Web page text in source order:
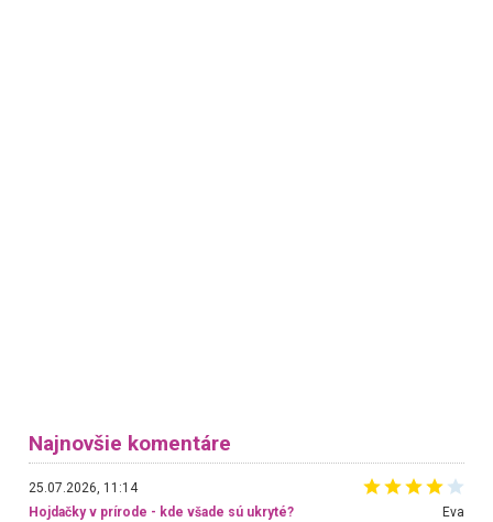
Najnovšie komentáre
25.07.2026, 11:14
Hojdačky v prírode - kde všade sú ukryté?
Eva